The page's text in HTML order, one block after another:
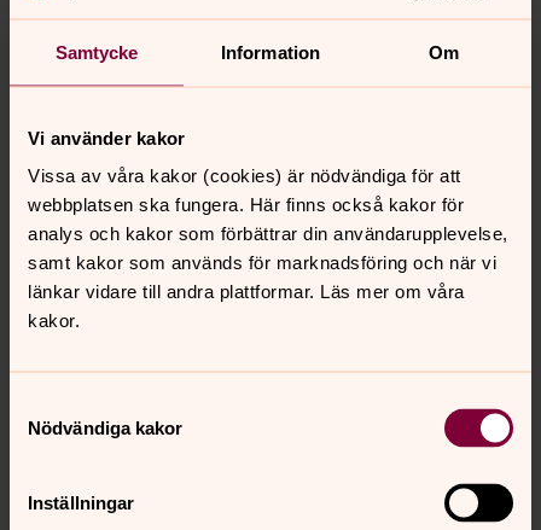
Samtycke Information Om
Vi använder kakor
Vissa av våra kakor (cookies) är nödvändiga för att
webbplatsen ska fungera. Här finns också kakor för
analys och kakor som förbättrar din användarupplevelse,
samt kakor som används för marknadsföring och när vi
länkar vidare till andra plattformar. Läs mer om våra
kakor.
Nödvändiga kakor
Inställningar
information & anmälan
För anmälan mejla:
foraldraresursen@uddevalla.se
23
Mina föräldrar är skilda
En gruppverksamhet för barn och unga som har
föräldrar som har separerat.